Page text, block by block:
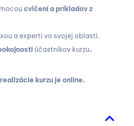
cvičení a príkladov z
a experti vo svojej oblasti.
účastníkov kurzu.
kurzu je online.